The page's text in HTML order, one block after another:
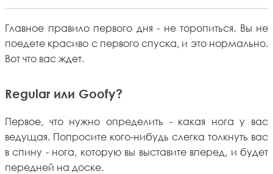
Главное правило первого дня - не торопиться. Вы не
поедете красиво с первого спуска, и это нормально.
Вот что вас ждет.
Regular или Goofy?
Первое, что нужно определить - какая нога у вас
ведущая. Попросите кого-нибудь слегка толкнуть вас
в спину - нога, которую вы выставите вперед, и будет
передней на доске.